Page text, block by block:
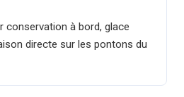
conservation à bord, glace
directe sur les pontons du